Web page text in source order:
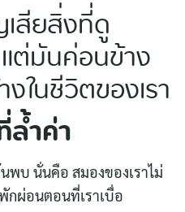
สียสิ่งที่ดู
ต่มันค่อนข้าง
งในชีวิตของเรา
ล้ำค่า
บ นั่นคือ สมองของเราไม่
ผ่อนตอนที่เราเบื่อ